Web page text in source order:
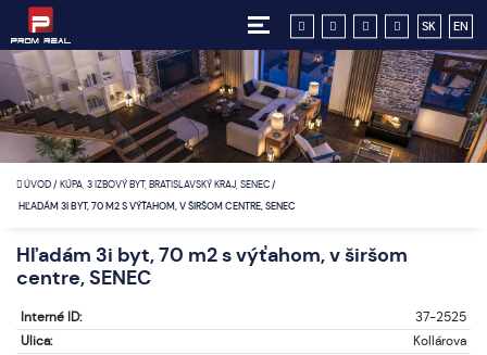
SK EN
ÚVOD/KÚPA, 3 IZBOVÝ BYT, BRATISLAVSKÝ KRAJ, SENEC/
HĽADÁM 3I BYT, 70 M2 S VÝŤAHOM, V ŠIRŠOM CENTRE, SENEC
Hľadám 3i byt, 70 m2 s výťahom, v širšom
centre, SENEC
Interné ID:
37-2525
Ulica:
Kollárova